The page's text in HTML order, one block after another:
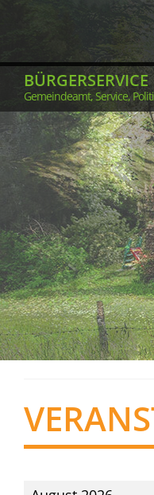
BÜRGERSERVICE
Gemeindeamt, Service,